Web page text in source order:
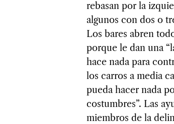
rebasan por la
algunos con dos o
Los bares abren
porque le dan una
hace nada para
los carros a media
pueda hacer nada
costumbres”. Las
miembros de la